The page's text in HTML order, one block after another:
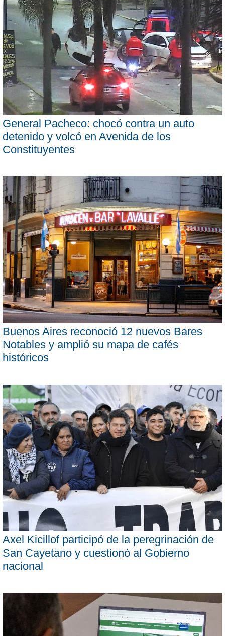
General Pacheco: chocó contra un auto
detenido y volcó en Avenida de los
Constituyentes
Buenos Aires reconoció 12 nuevos Bares
Notables y amplió su mapa de cafés
históricos
Axel Kicillof participó de la peregrinación de
San Cayetano y cuestionó al Gobierno
nacional